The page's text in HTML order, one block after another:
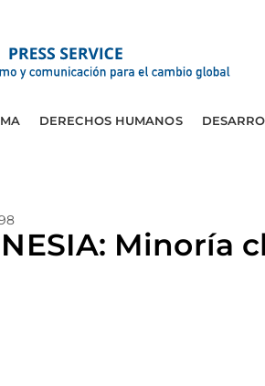
DERECHOS HUMANOS
Minoría